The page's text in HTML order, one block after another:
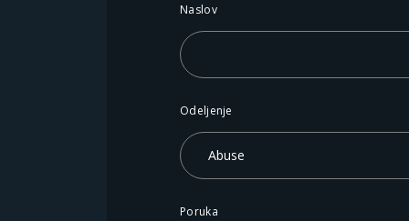
Naslov
Odeljenje
Poruka